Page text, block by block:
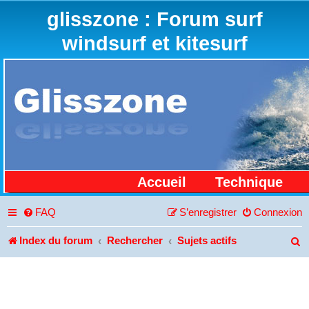
glisszone : Forum surf
windsurf et kitesurf
Accueil Technique
FAQ Connexion
S’enregistrer
Index du forum Rechercher Sujets actifs